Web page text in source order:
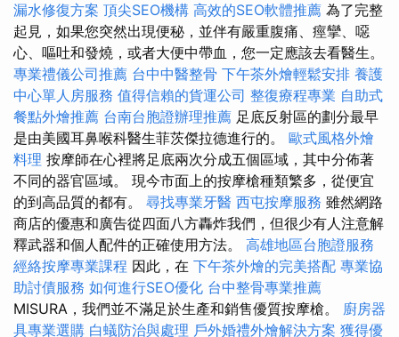
漏水修復方案 頂尖SEO機構 高效的SEO軟體推薦 為了完整
起見，如果您突然出現便秘，並伴有嚴重腹痛、痙攣、噁
心、嘔吐和發燒，或者大便中帶血，您一定應該去看醫生。
專業禮儀公司推薦 台中中醫整骨 下午茶外燴輕鬆安排 養護
中心單人房服務 值得信賴的貨運公司 整復療程專業 自助式
餐點外燴推薦 台南台胞證辦理推薦 足底反射區的劃分最早
是由美國耳鼻喉科醫生菲茨傑拉德進行的。 歐式風格外燴
料理 按摩師在心裡將足底兩次分成五個區域，其中分佈著
不同的器官區域。 現今市面上的按摩槍種類繁多，從便宜
的到高品質的都有。 尋找專業牙醫 西屯按摩服務 雖然網路
商店的優惠和廣告從四面八方轟炸我們，但很少有人注意解
釋武器和個人配件的正確使用方法。 高雄地區台胞證服務
經絡按摩專業課程 因此，在 下午茶外燴的完美搭配 專業協
助討債服務 如何進行SEO優化 台中整骨專業推薦
MISURA，我們並不滿足於生產和銷售優質按摩槍。 廚房器
具專業選購 白蟻防治與處理 戶外婚禮外燴解決方案 獲得優